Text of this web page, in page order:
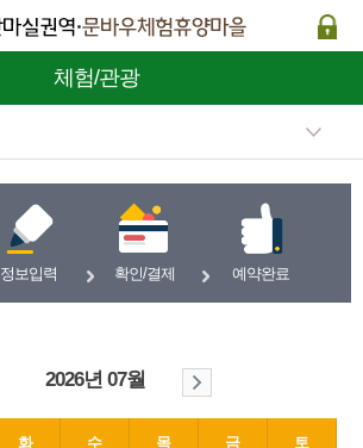
체험/관광
정보입력 확인/결제 예약완료
2026년 07월
화 수 목 금 토